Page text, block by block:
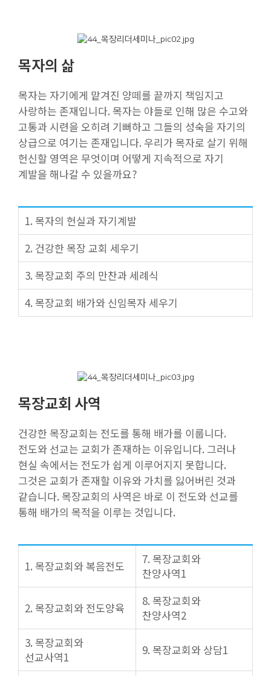
목자의 삶
목자는 자기에게 맡겨진 양떼를 끝까지 책임지고
사랑하는 존재입니다. 목자는 야들로 인해 많은 수고와
고통과 시련을 오히려 기뻐하고 그들의 성숙을 자기의
상급으로 여기는 존재입니다. 우리가 목자로 살기 위해
헌신할 영역은 무엇이며 어떻게 지속적으로 자기
계발을 해나갈 수 있을까요?
1. 목자의 헌실과 자기계발
2. 건강한 목장 교회 세우기
3. 목장교회 주의 만찬과 세례식
4. 목장교회 배가와 신임목자 세우기
목장교회 사역
건강한 목장교회는 전도를 통해 배가를 이룹니다.
전도와 선교는 교회가 존재하는 이유입니다. 그러나
현실 속에서는 전도가 쉽게 이루어지지 못합니다.
그것은 교회가 존재할 이유와 가치를 잃어버린 것과
같습니다. 목장교회의 사역은 바로 이 전도와 선교를
통해 배가의 목적을 이루는 것입니다.
1. 목장교회와 복음전도
7. 목장교회와
찬양사역1
2. 목장교회와 전도양육
8. 목장교회와
찬양사역2
3. 목장교회와
선교사역1
9. 목장교회와 상담1